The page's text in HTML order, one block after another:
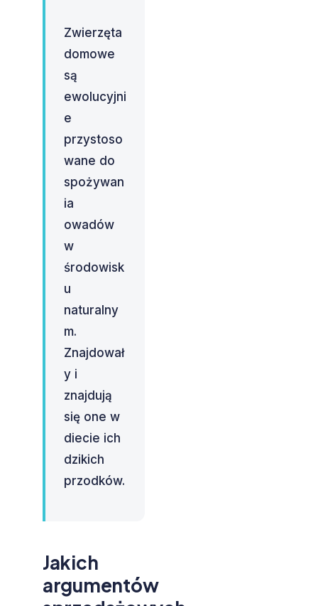
Zwierzęta
domowe
są
ewolucyjni
e
przystoso
wane do
spożywan
ia
owadów
w
środowisk
u
naturalny
m.
Znajdował
y i
znajdują
się one w
diecie ich
dzikich
przodków.
Jakich
argumentów